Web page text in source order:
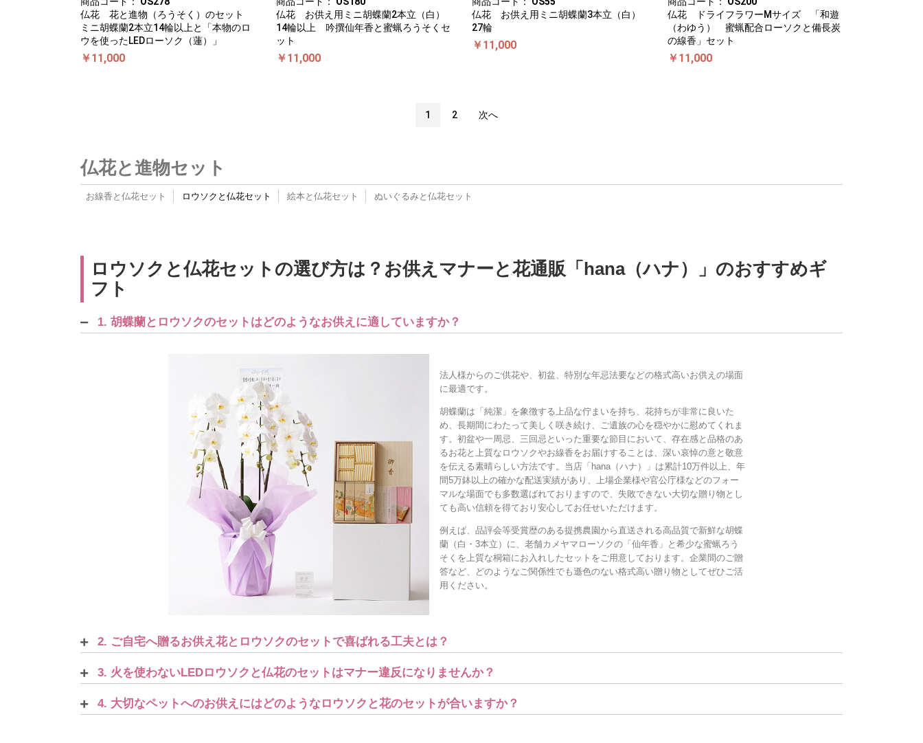
仏花 花と進物（ろうそく）のセット
ミニ胡蝶蘭2本立14輪以上と「本物のロ
ウを使ったLEDローソク（蓮）」
￥11,000
仏花 お供え用ミニ胡蝶蘭2本立（白）
14輪以上 吟撰仙年香と蜜蝋ろうそくセ
ット
￥11,000
仏花 お供え用ミニ胡蝶蘭3本立（白）
27輪
￥11,000
仏花 ドライフラワーMサイズ 「和遊
（わゆう） 蜜蝋配合ローソクと備長炭
の線香」セット
￥11,000
1 2 次へ
仏花と進物セット
お線香と仏花セット ロウソクと仏花セット 絵本と仏花セット ぬいぐるみと仏花セット
ロウソクと仏花セットの選び方は？お供えマナーと花通販「hana（ハナ）」のおすすめギ
フト
1. 胡蝶蘭とロウソクのセットはどのようなお供えに適していますか？
法人様からのご供花や、初盆、特別な年忌法要などの格式高いお供えの場面
に最適です。
胡蝶蘭は「純潔」を象徴する上品な佇まいを持ち、花持ちが非常に良いた
め、長期間にわたって美しく咲き続け、ご遺族の心を穏やかに慰めてくれま
す。初盆や一周忌、三回忌といった重要な節目において、存在感と品格のあ
るお花と上質なロウソクやお線香をお届けすることは、深い哀悼の意と敬意
を伝える素晴らしい方法です。当店「hana（ハナ）」は累計10万件以上、年
間5万鉢以上の確かな配送実績があり、上場企業様や官公庁様などのフォー
マルな場面でも多数選ばれておりますので、失敗できない大切な贈り物とし
ても高い信頼を得ており安心してお任せいただけます。
例えば、品評会等受賞歴のある提携農園から直送される高品質で新鮮な胡蝶
蘭（白・3本立）に、老舗カメヤマローソクの「仙年香」と希少な蜜蝋ろう
そくを上質な桐箱にお入れしたセットをご用意しております。企業間のご贈
答など、どのようなご関係性でも遜色のない格式高い贈り物としてぜひご活
用ください。
2. ご自宅へ贈るお供え花とロウソクのセットで喜ばれる工夫とは？
3. 火を使わないLEDロウソクと仏花のセットはマナー違反になりませんか？
4. 大切なペットへのお供えにはどのようなロウソクと花のセットが合いますか？